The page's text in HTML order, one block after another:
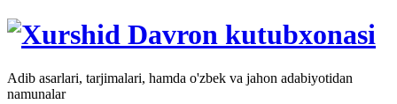
Adib asarlari, tarjimalari, hamda o'zbek va jahon adabiyotidan
namunalar